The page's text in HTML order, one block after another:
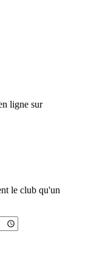
ligne sur
le club qu'un